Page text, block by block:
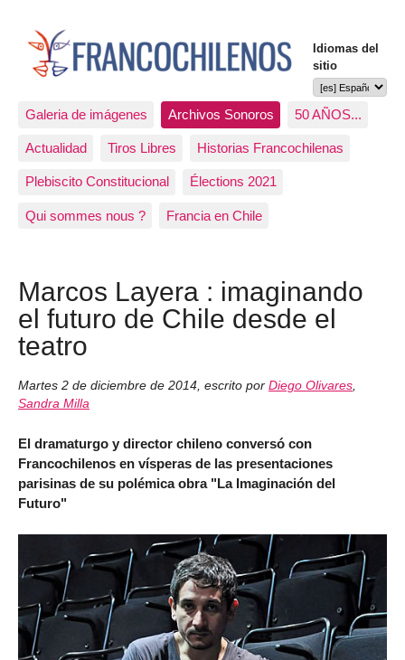
Idiomas del
sitio
Galeria de imágenes Archivos Sonoros 50 AÑOS...
Actualidad Tiros Libres Historias Francochilenas
Plebiscito Constitucional Élections 2021
Qui sommes nous ? Francia en Chile
Marcos Layera : imaginando
el futuro de Chile desde el
teatro
Martes 2 de diciembre de 2014, escrito por Diego Olivares,
Sandra Milla
El dramaturgo y director chileno conversó con
Francochilenos en vísperas de las presentaciones
parisinas de su polémica obra "La Imaginación del
Futuro"